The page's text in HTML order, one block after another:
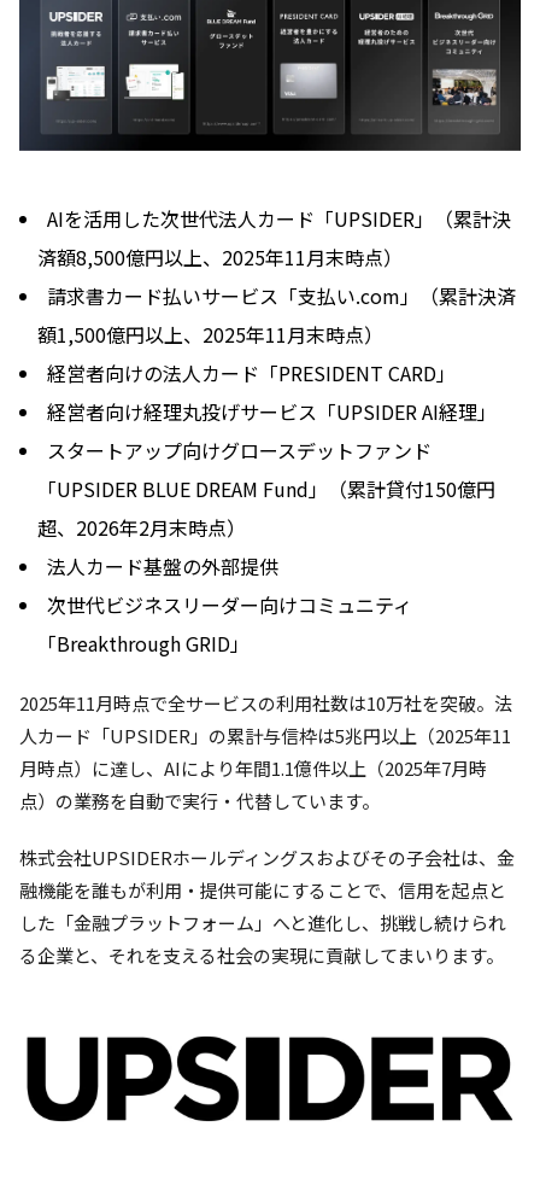
AIを活用した次世代法人カード「UPSIDER」（累計決
済額8,500億円以上、2025年11月末時点）
請求書カード払いサービス「支払い.com」（累計決済
額1,500億円以上、2025年11月末時点）
経営者向けの法人カード「PRESIDENT CARD」
経営者向け経理丸投げサービス「UPSIDER AI経理」
スタートアップ向けグロースデットファンド
「UPSIDER BLUE DREAM Fund」（累計貸付150億円
超、2026年2月末時点）
法人カード基盤の外部提供
次世代ビジネスリーダー向けコミュニティ
「Breakthrough GRID」
2025年11月時点で全サービスの利用社数は10万社を突破。法
人カード「UPSIDER」の累計与信枠は5兆円以上（2025年11
月時点）に達し、AIにより年間1.1億件以上（2025年7月時
点）の業務を自動で実行・代替しています。
株式会社UPSIDERホールディングスおよびその子会社は、金
融機能を誰もが利用・提供可能にすることで、信用を起点と
した「金融プラットフォーム」へと進化し、挑戦し続けられ
る企業と、それを支える社会の実現に貢献してまいります。